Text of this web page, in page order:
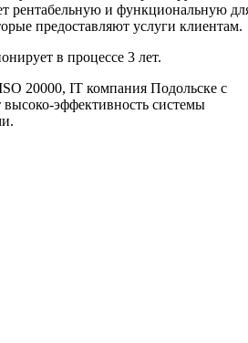
рентабельную и функциональную
предоставляют услуги клиентам.
в процессе 3 лет.
20000, IT компания Подольске с
высоко-эффективность системы